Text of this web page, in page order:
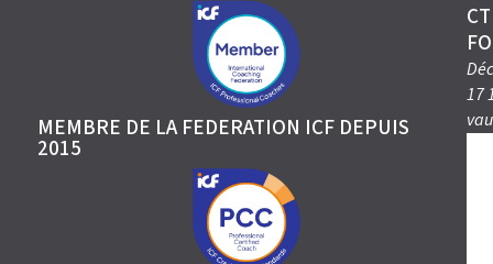
MEMBRE DE LA FEDERATION ICF DEPUIS
2015
17